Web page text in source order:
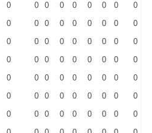
0 0 0 0 0 0 0 0
0
0 0 0 0 0 0 0 0
0
0 0 0 0 0 0 0 0
0
0 0 0 0 0 0 0 0
0
0 0 0 0 0 0 0 0
0
0 0 0 0 0 0 0 0
0
0 0 0 0 0 0 0 0
0